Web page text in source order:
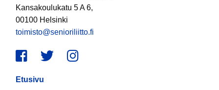
Kansakoulukatu 5 A 6,
00100 Helsinki
toimisto@senioriliitto.fi
Facebook
TwitterInstagram
Etusivu